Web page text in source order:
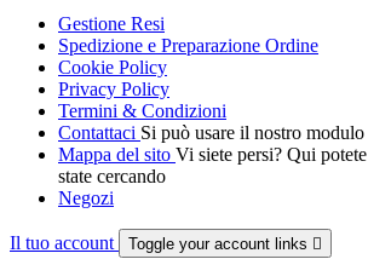
Gestione Resi
Spedizione e Preparazione Ordine
Cookie Policy
Privacy Policy
Termini & Condizioni
Contattaci Si può usare il nostro
Mappa del sito Vi siete persi? Qui
state cercando
Negozi
Il tuo account Toggle your account links 